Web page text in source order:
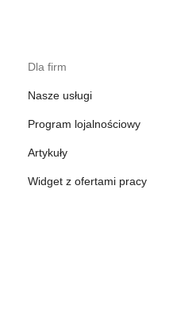
Dla firm
Nasze usługi
Program lojalnościowy
Artykuły
Widget z ofertami pracy